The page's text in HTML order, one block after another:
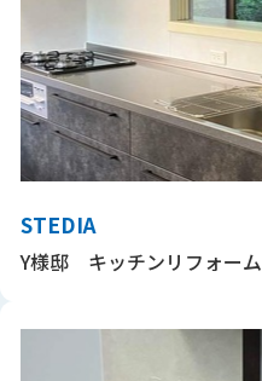
STEDIA
Y様邸 キッチンリフォーム